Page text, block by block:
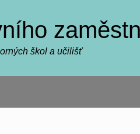
škol a učilišť